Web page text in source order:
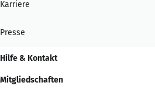
Karriere
Presse
Hilfe & Kontakt
Mitgliedschaften